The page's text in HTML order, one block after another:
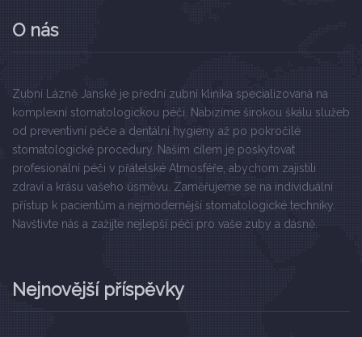
O nás
Zubní Lázně Janské je přední zubní klinika specializovaná na
komplexní stomatologickou péči. Nabízíme širokou škálu služeb
od preventivní péče a dentální hygieny až po pokročilé
stomatologické procedury. Naším cílem je poskytovat
profesionální péči v přátelské Atmosféře, abychom zajistili
zdraví a krásu vašeho úsměvu. Zaměřujeme se na individuální
přístup k pacientům a nejmodernější stomatologické techniky.
Navštivte nás a zažijte nejlepší péči pro vaše zuby a dásně.
Nejnovější příspěvky